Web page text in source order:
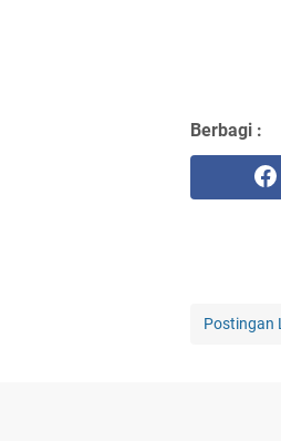
Berbagi :
Postingan